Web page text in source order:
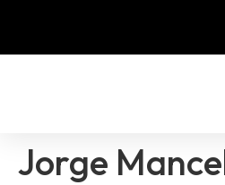
Jorge